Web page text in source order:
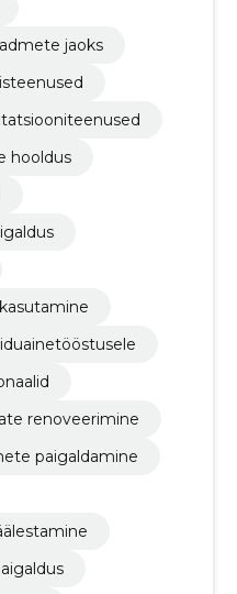
jaoks
hooldus
renoveerimine
paigaldamine